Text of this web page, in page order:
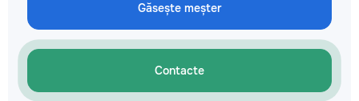
он будет
годы.
Găsește meșter
Contacte